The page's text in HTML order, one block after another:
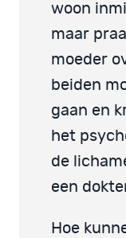
woon
maar
moeder
beiden
gaan en
het
de
een
Hoe